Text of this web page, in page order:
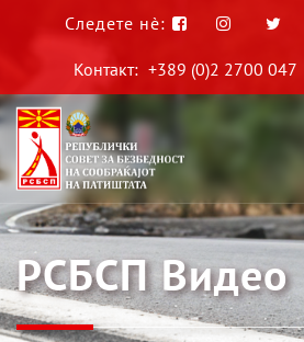
Следете нè:
Контакт: +389 (0)2 2700 047
РСБСП Видео